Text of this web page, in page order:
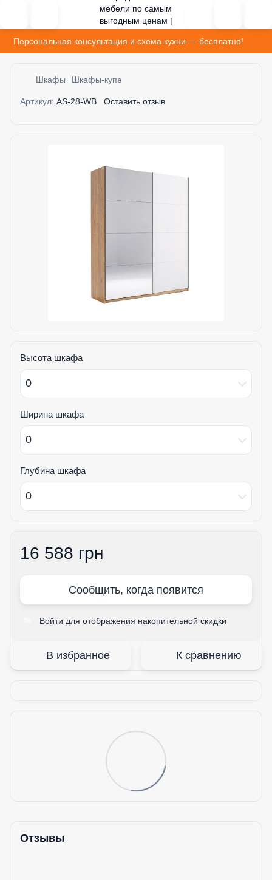
Персональная консультация и схема кухни — бесплатно!
Шкафы Шкафы-купе
Артикул: AS-28-WB Оставить отзыв
Высота шкафа
0
Ширина шкафа
0
Глубина шкафа
0
16 588 грн
Сообщить, когда появится
Войти для отображения накопительной скидки
В избранное К сравнению
Отзывы